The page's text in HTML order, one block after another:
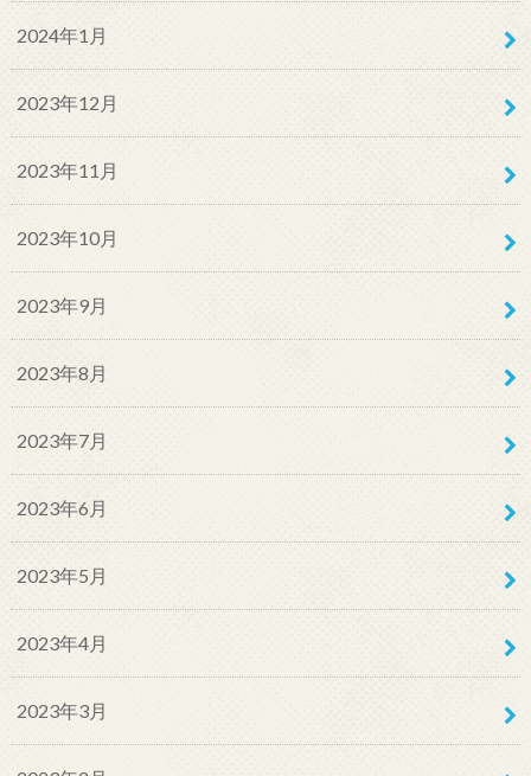
2024年1月
2023年12月
2023年11月
2023年10月
2023年9月
2023年8月
2023年7月
2023年6月
2023年5月
2023年4月
2023年3月